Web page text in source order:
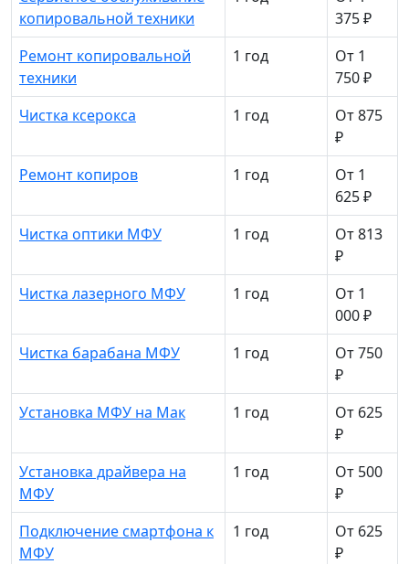
копировальной техники
375 ₽
Ремонт копировальной
техники
1 год
От 1
750 ₽
Чистка ксерокса
1 год
От 875
₽
Ремонт копиров
1 год
От 1
625 ₽
Чистка оптики МФУ
1 год
От 813
₽
Чистка лазерного МФУ
1 год
От 1
000 ₽
Чистка барабана МФУ
1 год
От 750
₽
Установка МФУ на Мак
1 год
От 625
₽
Установка драйвера на
МФУ
1 год
От 500
₽
Подключение смартфона к
МФУ
1 год
От 625
₽